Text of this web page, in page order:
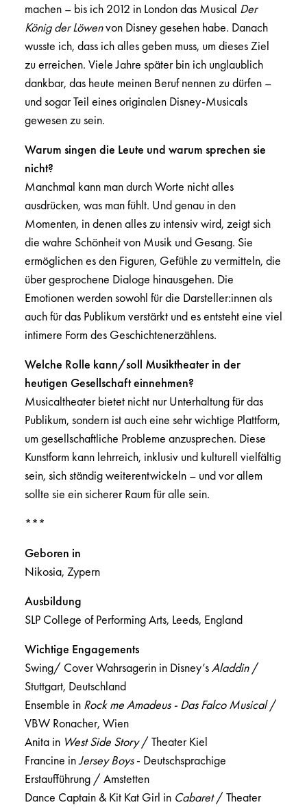
machen – bis ich 2012 in London das Musical Der
König der Löwenvon Disney gesehen habe. Danach
wusste ich, dass ich alles geben muss, um dieses Ziel
zu erreichen. Viele Jahre später bin ich unglaublich
dankbar, das heute meinen Beruf nennen zu dürfen –
und sogar Teil eines originalen Disney-Musicals
gewesen zu sein.
Warum singen die Leute und warum sprechen sie
nicht?
Manchmal kann man durch Worte nicht alles
ausdrücken, was man fühlt. Und genau in den
Momenten, in denen alles zu intensiv wird, zeigt sich
die wahre Schönheit von Musik und Gesang. Sie
ermöglichen es den Figuren, Gefühle zu vermitteln, die
über gesprochene Dialoge hinausgehen. Die
Emotionen werden sowohl für die Darsteller:innen als
auch für das Publikum verstärkt und es entsteht eine viel
intimere Form des Geschichtenerzählens.
Welche Rolle kann/soll Musiktheater in der
heutigen Gesellschaft einnehmen?
Musicaltheater bietet nicht nur Unterhaltung für das
Publikum, sondern ist auch eine sehr wichtige Plattform,
um gesellschaftliche Probleme anzusprechen. Diese
Kunstform kann lehrreich, inklusiv und kulturell vielfältig
sein, sich ständig weiterentwickeln – und vor allem
sollte sie ein sicherer Raum für alle sein.
***
Geboren in
Nikosia, Zypern
Ausbildung
SLP College of Performing Arts, Leeds, England
Wichtige Engagements
Swing/ Cover Wahrsagerin in Disney’sAladdin /
Stuttgart, Deutschland
Ensemble in Rock me Amadeus - Das Falco Musical/
VBW Ronacher, Wien
Anita in West Side Story/ Theater Kiel
Francine inJersey Boys- Deutschsprachige
Erstaufführung / Amstetten
Dance Captain & Kit Kat Girl in Cabaret/ Theater